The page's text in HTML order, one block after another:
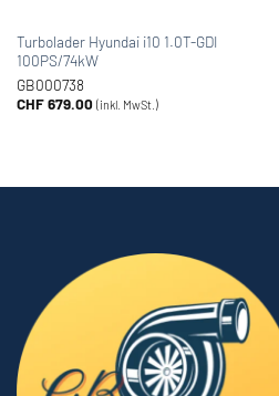
Turbolader Hyundai i10 1.0T-GDI
100PS/74kW
GB000738
CHF679.00 (inkl. MwSt.)